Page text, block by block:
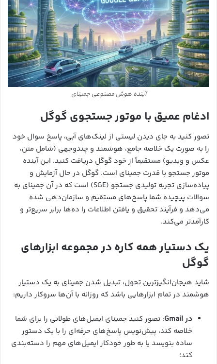
آینده هوش مصنوعی جمینای
ادغام عمیق با موتور جستجوی گوگل
تصور کنید به جای دیدن لیستی از لینک‌های آبی، پاسخ سوال خود
را به صورت یک خلاصه جامع، هوشمند و چندوجهی (شامل متن،
عکس و ویدیو) مستقیماً از خود گوگل دریافت کنید. این آینده
موتور جستجو با قدرت جمینای است. گوگل در حال آزمایش و
پیاده‌سازی تجربه تولیدی جستجو (SGE) است که در آن جمینای به
سوالات پیچیده شما پاسخ‌های مستقیم و سازمان‌دهی شده
می‌دهد و فرآیند تحقیق و یافتن اطلاعات را ده‌ها برابر سریع‌تر و
کارآمدتر می‌کند.
یک دستیار همه کاره در مجموعه ابزارهای
گوگل
شاید هیجان‌انگیزترین تحول، تبدیل شدن جمینای به یک دستیار
هوشمند در تمام ابزارهایی باشد که روزانه با آن‌ها سروکار داریم:
در Gmail
: تصور کنید جمینای ایمیل‌های طولانی را برای شما
خلاصه کند، پیش‌نویس پاسخ‌های حرفه‌ای را با یک دستور
ساده بنویسد یا به طور خودکار ایمیل‌های مهم را دسته‌بندی
کند؛